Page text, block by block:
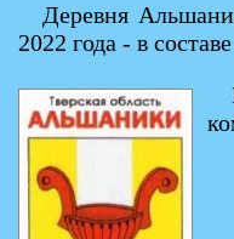
Деревня
2022 года - в